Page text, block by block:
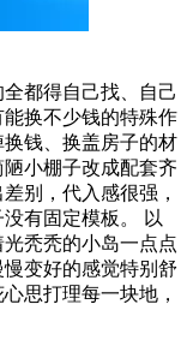
都得自己找、自己
换不少钱的特殊作
钱、换盖房子的材
小棚子改成配套齐
别，代入感很强，
固定模板。 以
光秃秃的小岛一点点
变好的感觉特别舒
思打理每一块地，